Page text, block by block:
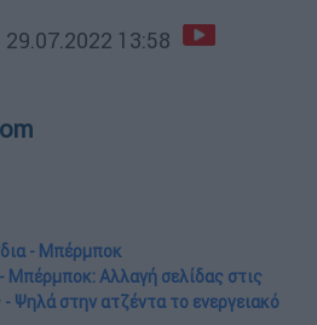
29.07.2022 13:58
- Μπέρμποκ
Αλλαγή σελίδας στις
- Ψηλά στην ατζέντα το ενεργειακό